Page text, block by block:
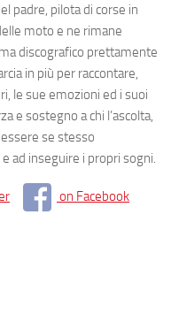
padre, pilota di corse in
moto e ne rimane
discografico prettamente
in più per raccontare,
le sue emozioni ed i suoi
e sostegno a chi l’ascolta,
se stesso
ad inseguire i propri sogni.
on Facebook